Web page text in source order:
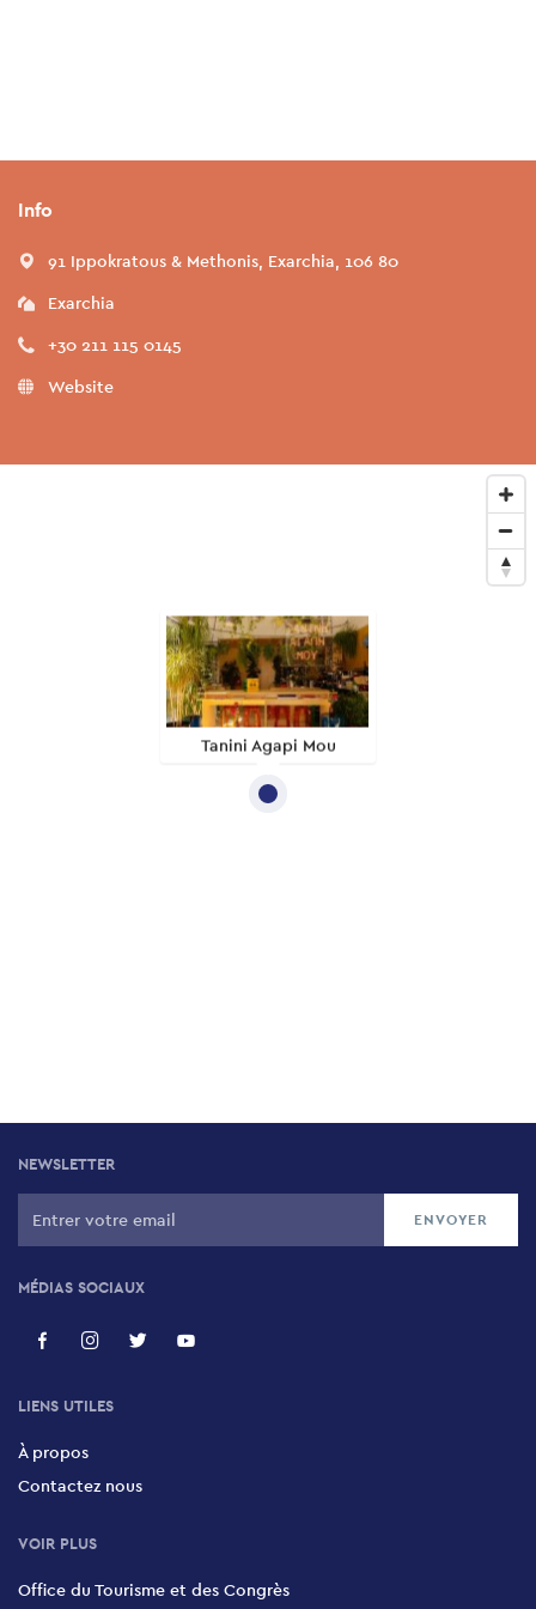
Info
91 Ippokratous & Methonis, Exarchia, 106 80
Exarchia
+30 211 115 0145
Website
Tanini Agapi Mou
NEWSLETTER
MÉDIAS SOCIAUX
LIENS UTILES
À propos
Contactez nous
VOIR PLUS
Office du Tourisme et des Congrès